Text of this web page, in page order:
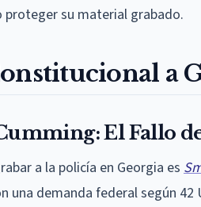
proteger su material grabado.
a
El Fallo
a la policía en Georgia es
una demanda federal según